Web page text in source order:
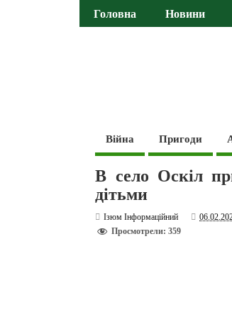
Головна Новини
Війна Пригоди
В село Оскіл
дітьми
Ізюм Інформаційний
Просмотрели: 359